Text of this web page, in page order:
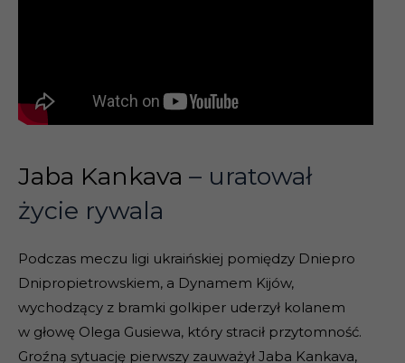
Jaba Kankava – uratował
życie rywala
Podczas meczu ligi ukraińskiej pomiędzy Dniepro
Dnipropietrowskiem, a Dynamem Kijów,
wychodzący z bramki golkiper uderzył kolanem
w głowę Olega Gusiewa, który stracił przytomność.
Groźną sytuację pierwszy zauważył Jaba Kankava,